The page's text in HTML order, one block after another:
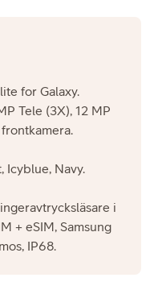
for Galaxy.
Tele (3X), 12 MP
Icyblue, Navy.
i
+ eSIM, Samsung
IP68.